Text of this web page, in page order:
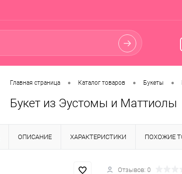
Главная страница • Каталог товаров • Букеты •
Букет из Эустомы и Маттиолы
ОПИСАНИЕ ХАРАКТЕРИСТИКИ ПОХОЖИЕ
Отзывов: 0